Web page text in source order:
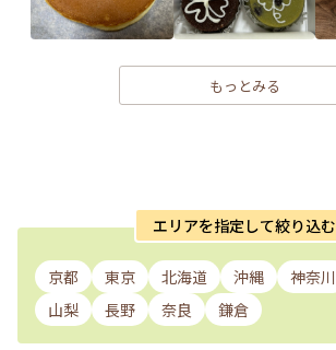
もっとみる
エリアを指定して絞り込む
京都 東京 北海道 沖縄 神奈川
山梨
長野 奈良 鎌倉